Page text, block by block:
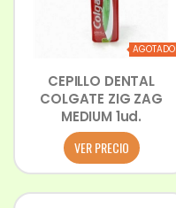
AGOTADO
CEPILLO DENTAL
COLGATE ZIG ZAG
MEDIUM 1ud.
VER PRECIO